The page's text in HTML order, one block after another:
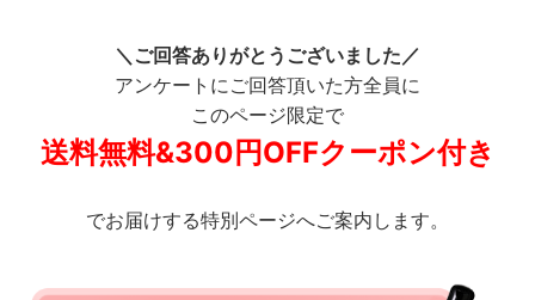
＼ご回答ありがとうございました／
アンケートにご回答頂いた方全員に
このページ限定で
送料無料&300円OFFクーポン付き
でお届けする特別ページへご案内します。